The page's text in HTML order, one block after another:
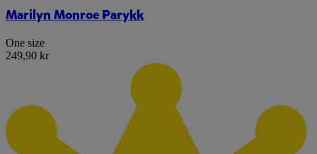
Marilyn Monroe Parykk
One size
249,90 kr